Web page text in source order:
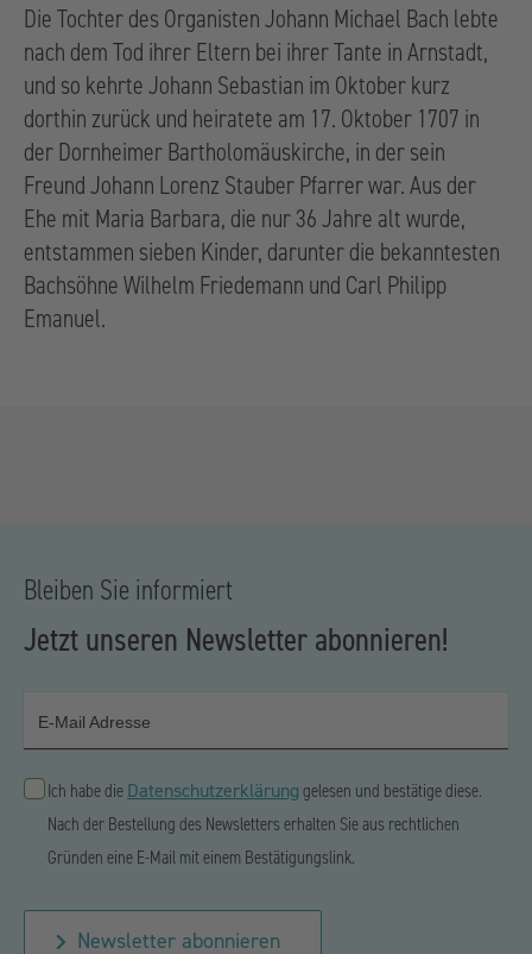
Die Tochter des Organisten Johann Michael Bach lebte
nach dem Tod ihrer Eltern bei ihrer Tante in Arnstadt,
und so kehrte Johann Sebastian im Oktober kurz
dorthin zurück und heiratete am 17. Oktober 1707 in
der Dornheimer Bartholomäuskirche, in der sein
Freund Johann Lorenz Stauber Pfarrer war. Aus der
Ehe mit Maria Barbara, die nur 36 Jahre alt wurde,
entstammen sieben Kinder, darunter die bekanntesten
Bachsöhne Wilhelm Friedemann und Carl Philipp
Emanuel.
Bleiben Sie informiert
Jetzt unseren Newsletter abonnieren!
E-Mail Adresse
Ich habe die Datenschutzerklärung gelesen und bestätige diese.
Nach der Bestellung des Newsletters erhalten Sie aus rechtlichen
Gründen eine E-Mail mit einem Bestätigungslink.
Newsletter abonnieren